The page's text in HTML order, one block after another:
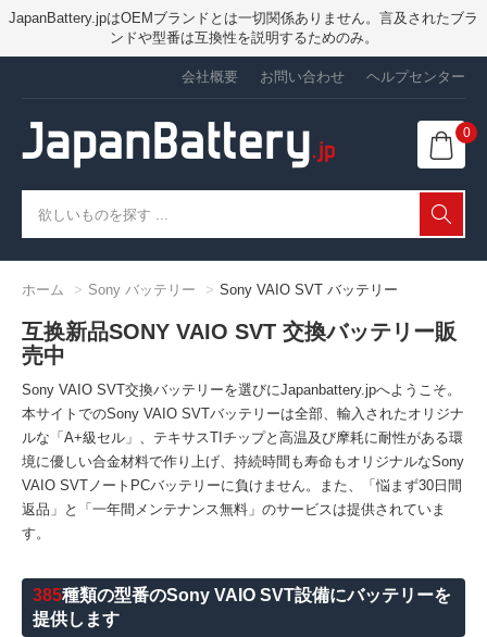
JapanBattery.jpはOEMブランドとは一切関係ありません。言及されたブラ
ンドや型番は互換性を説明するためのみ。
会社概要 お問い合わせ ヘルプセンター
0
ホーム Sony バッテリー Sony VAIO SVT バッテリー
互换新品SONY VAIO SVT 交換バッテリー販
売中
Sony VAIO SVT交換バッテリーを選びにJapanbattery.jpへようこそ。
本サイトでのSony VAIO SVTバッテリーは全部、輸入されたオリジナ
ルな「A+級セル」、テキサスTIチップと高温及び摩耗に耐性がある環
境に優しい合金材料で作り上げ、持続時間も寿命もオリジナルなSony
VAIO SVTノートPCバッテリーに負けません。また、「悩まず30日間
返品」と「一年間メンテナンス無料」のサービスは提供されていま
す。
385種類の型番のSony VAIO SVT設備にバッテリーを
提供します